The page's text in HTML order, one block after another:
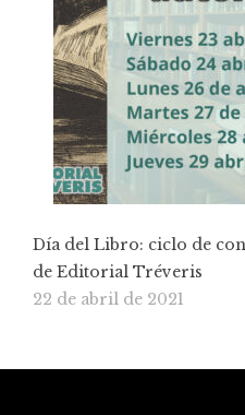
Día del Libro: ciclo de
de Editorial Tréveris
22 de abril de 2021